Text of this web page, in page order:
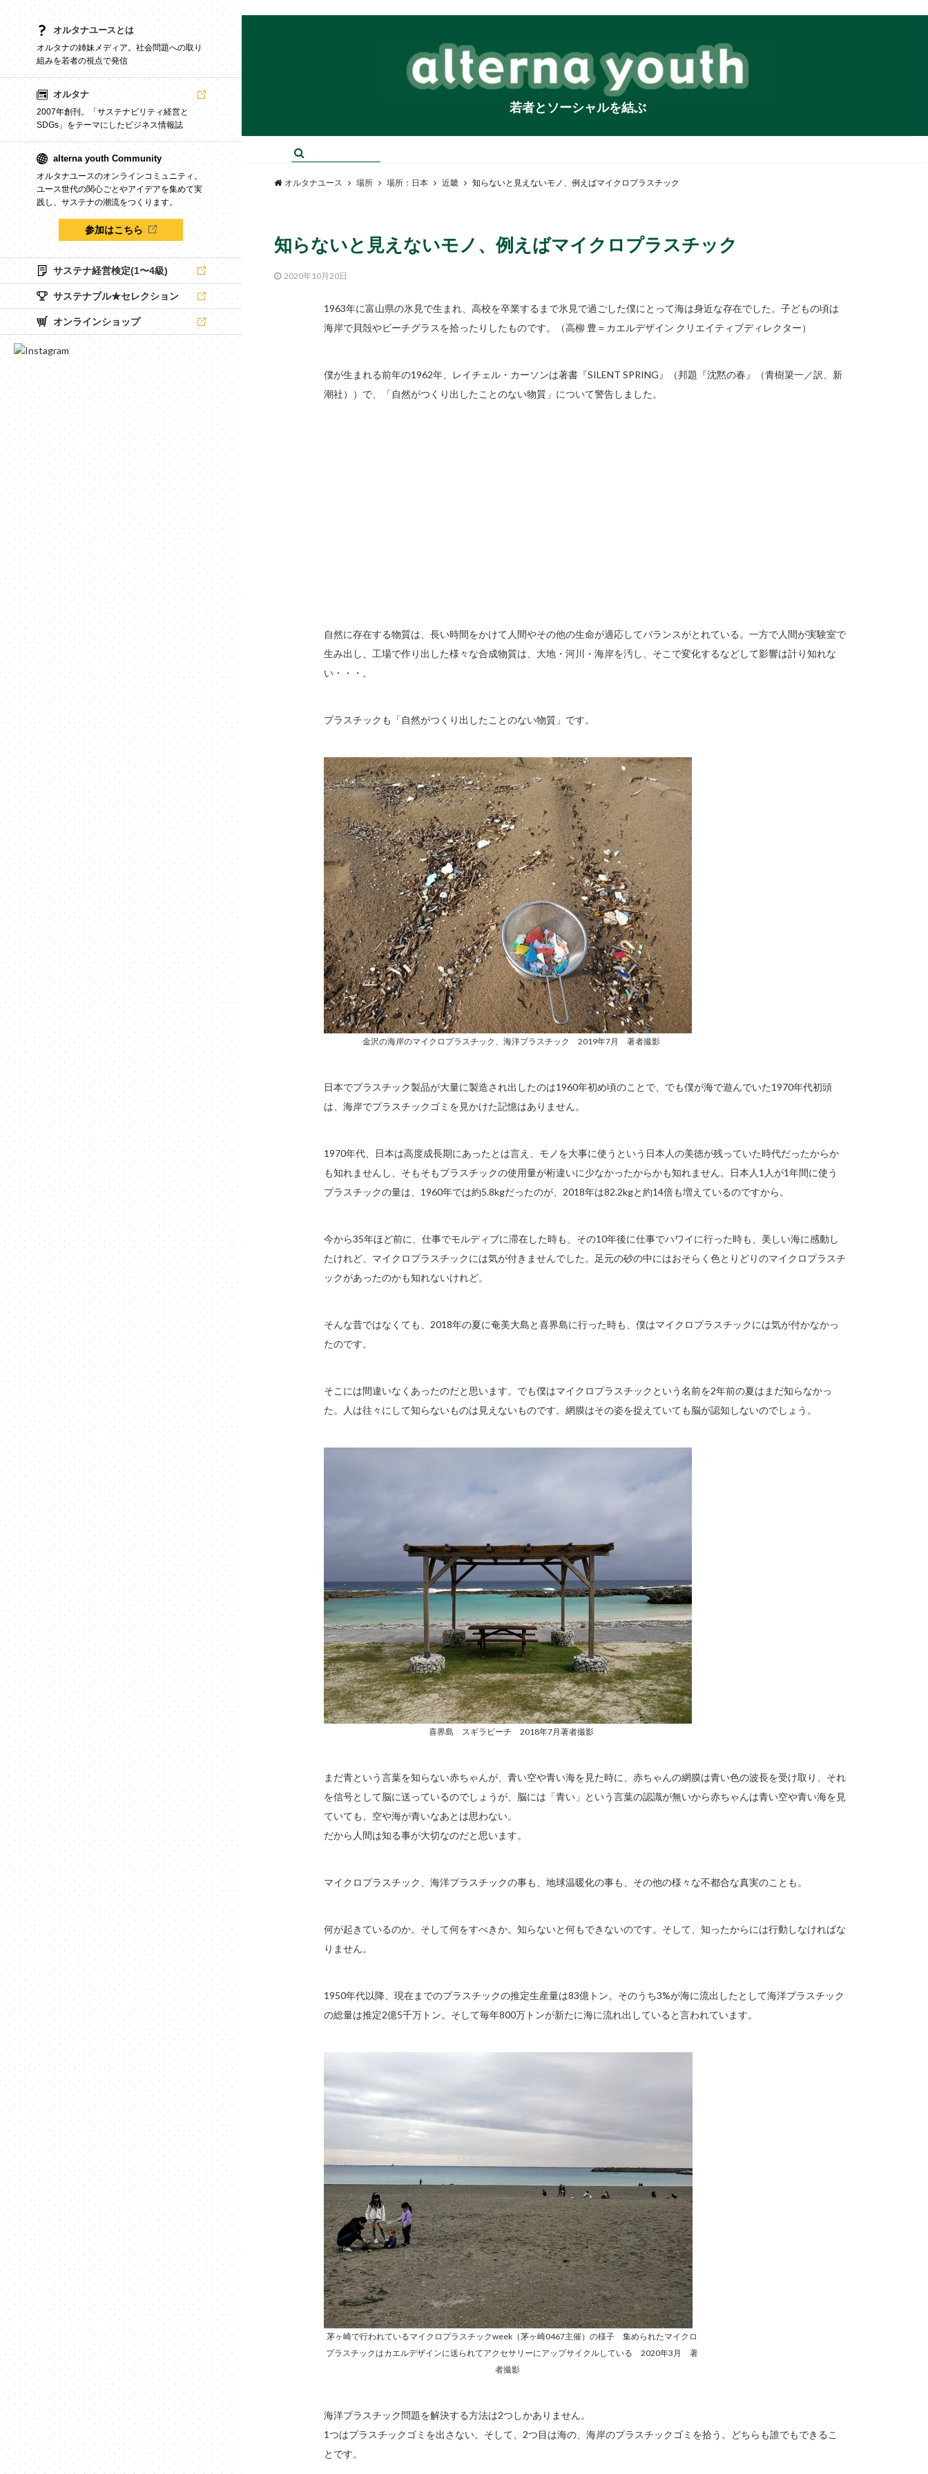
オルタナユースとは
オルタナの姉妹メディア。社会問題への取り
組みを若者の視点で発信
オルタナ
2007年創刊。「サステナビリティ経営と
SDGs」をテーマにしたビジネス情報誌
alterna youth Community
オルタナユースのオンラインコミュニティ。
ユース世代の関心ごとやアイデアを集めて実
践し、サステナの潮流をつくります。
参加はこちら
サステナ経営検定(1〜4級)
サステナブル★セレクション
オンラインショップ
若者とソーシャルを結ぶ
オルタナユース 場所 場所：日本 近畿 知らないと見えないモノ、例えばマイクロプラスチック
知らないと見えないモノ、例えばマイクロプラスチック
2020年10月20日
1963年に富山県の氷見で生まれ、高校を卒業するまで氷見で過ごした僕にとって海は身近な存在でした。子どもの頃は
海岸で貝殻やビーチグラスを拾ったりしたものです。（高柳 豊＝カエルデザイン クリエイティブディレクター）
僕が生まれる前年の1962年、レイチェル・カーソンは著書『SILENT SPRING』（邦題『沈黙の春』（青樹簗一／訳、新
潮社））で、「自然がつくり出したことのない物質」について警告しました。
自然に存在する物質は、長い時間をかけて人間やその他の生命が適応してバランスがとれている。一方で人間が実験室で
生み出し、工場で作り出した様々な合成物質は、大地・河川・海岸を汚し、そこで変化するなどして影響は計り知れな
い・・・。
プラスチックも「自然がつくり出したことのない物質」です。
金沢の海岸のマイクロプラスチック、海洋プラスチック 2019年7月 著者撮影
日本でプラスチック製品が大量に製造され出したのは1960年初め頃のことで、でも僕が海で遊んでいた1970年代初頭
は、海岸でプラスチックゴミを見かけた記憶はありません。
1970年代、日本は高度成長期にあったとは言え、モノを大事に使うという日本人の美徳が残っていた時代だったからか
も知れませんし、そもそもプラスチックの使用量が桁違いに少なかったからかも知れません。日本人1人が1年間に使う
プラスチックの量は、1960年では約5.8kgだったのが、2018年は82.2kgと約14倍も増えているのですから。
今から35年ほど前に、仕事でモルディブに滞在した時も、その10年後に仕事でハワイに行った時も、美しい海に感動し
たけれど、マイクロプラスチックには気が付きませんでした。足元の砂の中にはおそらく色とりどりのマイクロプラスチ
ックがあったのかも知れないけれど。
そんな昔ではなくても、2018年の夏に奄美大島と喜界島に行った時も、僕はマイクロプラスチックには気が付かなかっ
たのです。
そこには間違いなくあったのだと思います。でも僕はマイクロプラスチックという名前を2年前の夏はまだ知らなかっ
た。人は往々にして知らないものは見えないものです。網膜はその姿を捉えていても脳が認知しないのでしょう。
喜界島 スギラビーチ 2018年7月著者撮影
まだ青という言葉を知らない赤ちゃんが、青い空や青い海を見た時に、赤ちゃんの網膜は青い色の波長を受け取り、それ
を信号として脳に送っているのでしょうが、脳には「青い」という言葉の認識が無いから赤ちゃんは青い空や青い海を見
ていても、空や海が青いなあとは思わない。
だから人間は知る事が大切なのだと思います。
マイクロプラスチック、海洋プラスチックの事も、地球温暖化の事も、その他の様々な不都合な真実のことも。
何が起きているのか。そして何をすべきか。知らないと何もできないのです。そして、知ったからには行動しなければな
りません。
1950年代以降、現在までのプラスチックの推定生産量は83億トン。そのうち3%が海に流出したとして海洋プラスチック
の総量は推定2億5千万トン。そして毎年800万トンが新たに海に流れ出していると言われています。
茅ヶ崎で行われているマイクロプラスチックweek（茅ヶ崎0467主催）の様子 集められたマイクロ
プラスチックはカエルデザインに送られてアクセサリーにアップサイクルしている 2020年3月 著
者撮影
海洋プラスチック問題を解決する方法は2つしかありません。
1つはプラスチックゴミを出さない。そして、2つ目は海の、海岸のプラスチックゴミを拾う。どちらも誰でもできるこ
とです。